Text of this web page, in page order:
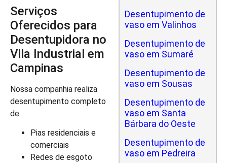
Serviços
Oferecidos para
Desentupidora no
Vila Industrial em
Campinas
Nossa companhia realiza
desentupimento completo
de:
Pias residenciais e
comerciais
Redes de esgoto
Desentupimento de
vaso em Valinhos
Desentupimento de
vaso em Sumaré
Desentupimento de
vaso em Sousas
Desentupimento de
vaso em Santa
Bárbara do Oeste
Desentupimento de
vaso em Pedreira